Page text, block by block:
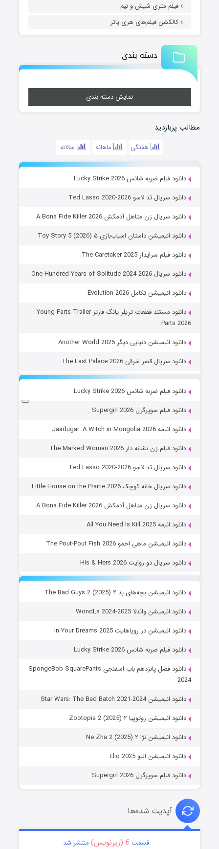
فیلم متری شیش و نیم
کالکشن فیلم‌های هری پاتر
دسته بندی
نمایش دسته بندی
مطالب پربازدید
هفتگی ماهانه سالانه
دانلود فیلم ضربه شانس Lucky Strike 2026
دانلود سریال تد لاسو Ted Lasso 2020-2026
دانلود سریال زن متاهل آدمکش A Bona Fide Killer 2026
دانلود انیمیشن داستان اسباب‌بازی ۵ Toy Story 5 (2026)
دانلود فیلم سرایدار The Caretaker 2025
دانلود سریال One Hundred Years of Solitude 2024-2026
دانلود انیمیشن تکامل Evolution 2026
دانلود مستند قطعات تریلر یانگ فارتز Young Farts Trailer
Parts 2026
دانلود انیمیشن دنیایی دیگر Another World 2025
دانلود سریال قصر شرقی The East Palace 2026
دانلود فیلم ضربه شانس Lucky Strike 2026
دانلود فیلم سوپرگرل Supergirl 2026
دانلود انیمه Jaadugar: A Witch in Mongolia 2026
دانلود فیلم زن نشانه دار The Marked Woman 2026
دانلود سریال تد لاسو Ted Lasso 2020-2026
دانلود سریال خانه کوچک Little House on the Prairie 2026
دانلود سریال زن متاهل آدمکش A Bona Fide Killer 2026
دانلود انیمه All You Need Is Kill 2025
دانلود انیمیشن ماهی اخمو The Pout-Pout Fish 2026
دانلود سریال دو روایت His & Hers 2026
دانلود انیمیشن بچه‌های بد ۲ The Bad Guys 2 (2025)
دانلود انیمیشن واندلا WondLa 2024-2025
دانلود انیمیشن در رویاهایت In Your Dreams 2025
دانلود فیلم ضربه شانس Lucky Strike 2026
دانلود فصل پانزدهم باب اسفنجی SpongeBob SquarePants
2024
دانلود انیمیشن Star Wars: The Bad Batch 2021-2024
دانلود انیمیشن زوتوپیا ۲ Zootopia 2 (2025)
دانلود انیمیشن نژا ۲ Ne Zha 2 (2025)
دانلود انیمیشن الیو Elio 2025
دانلود فیلم سوپرگرل Supergirl 2026
آپدیت شده‌ها
قسمت 6 (زیرنویس) منتشر شد